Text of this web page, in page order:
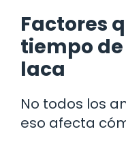
Factores
tiempo
laca
No todos los
eso afecta